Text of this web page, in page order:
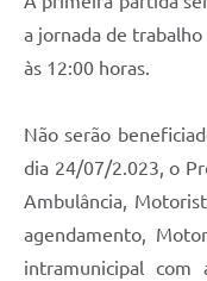
a jornada de
às 12:00 horas.
Não serão
dia 24/07/2.023, o
Ambulância,
agendamento,
intramunicipal com